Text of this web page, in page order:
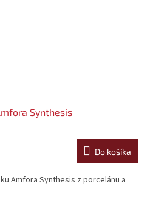
Synthesis
Do košíka
Amfora Synthesis z porcelánu a